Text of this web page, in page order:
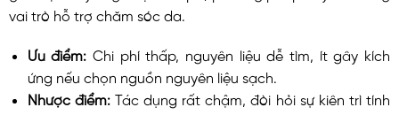
vai trò hỗ trợ chăm sóc da.
Ưu điểm:Chi phí thấp, nguyên liệu dễ tìm, ít gây kích
ứng nếu chọn nguồn nguyên liệu sạch.
Nhược điểm:Tác dụng rất chậm, đòi hỏi sự kiên trì tính